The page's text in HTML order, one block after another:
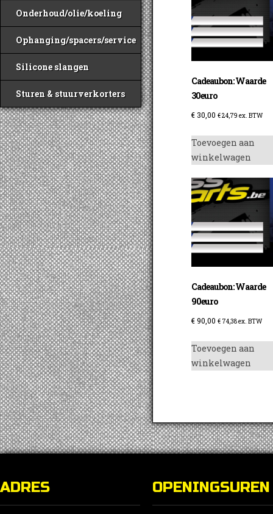
Onderhoud/olie/koeling
Ophanging/spacers/service
Silicone slangen
Sturen & stuurverkorters
Cadeaubon: Waarde
30euro
€ 30,00 €24,79 ex. BTW
Toevoegen aan
winkelwagen
Cadeaubon: Waarde
90euro
€90,00 € 74,38ex. BTW
Toevoegen aan
winkelwagen
ADRES OPENINGSUREN